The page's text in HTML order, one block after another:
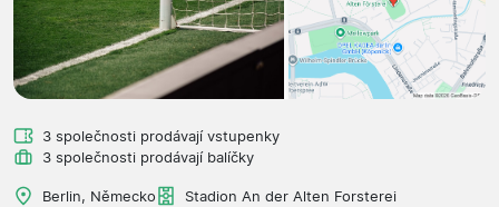
3 společnosti prodávají vstupenky
3 společnosti prodávají balíčky
Berlin, Německo
Stadion An der Alten Forsterei